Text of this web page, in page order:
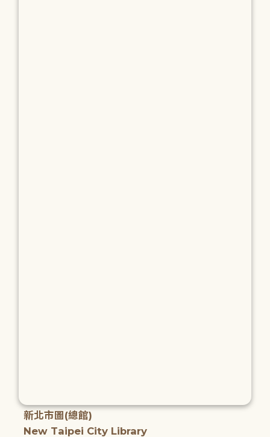
新北市圖(總館)
New Taipei City Library